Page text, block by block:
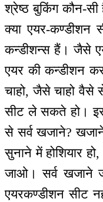
श्रेष्ठ बुकिंग कौन-सी
क्या एयर-कण्डीशन
कन्डीशन्स हैं। जैसे
एयर की कन्डीशन
चाहो, जैसे चाहो
सीट ले सकते हो।
से सर्व खजाने?
सुनाने में होशियार
जाओ। सर्व खजाने
एयरकण्डीशन सीट